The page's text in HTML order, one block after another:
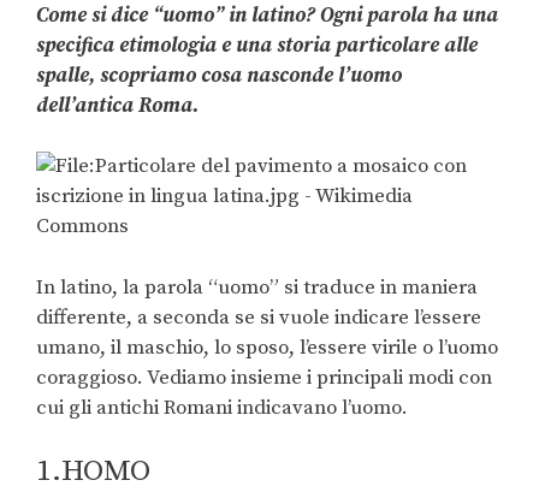
Come si dice “uomo” in latino? Ogni parola ha una
specifica etimologia e una storia particolare alle
spalle, scopriamo cosa nasconde l’uomo
dell’antica Roma.
In latino, la parola “uomo” si traduce in maniera
differente, a seconda se si vuole indicare l’essere
umano, il maschio, lo sposo, l’essere virile o l’uomo
coraggioso. Vediamo insieme i principali modi con
cui gli antichi Romani indicavano l’uomo.
1.HOMO